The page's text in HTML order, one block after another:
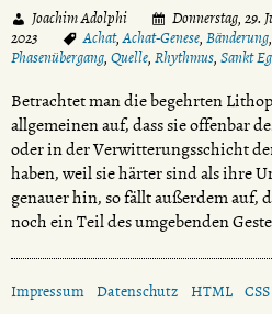
Joachim Adolphi Donnerstag, 29.
2023
Achat,Achat-Genese, Bänderung,
Phasenübergang, Quelle, Rhythmus, Sankt
Betrachtet man die begehrten
allgemeinen auf, dass sie offenbar
oder in der Verwitterungsschicht
haben, weil sie härter sind als ihre
genauer hin, so fällt außerdem auf,
noch ein Teil des umgebenden
Impressum Datenschutz HTML CSS